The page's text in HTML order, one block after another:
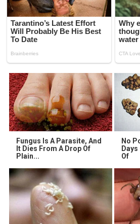
Fungus Is A Parasite, And
It Dies From A Drop Of
Plain...
No
Of